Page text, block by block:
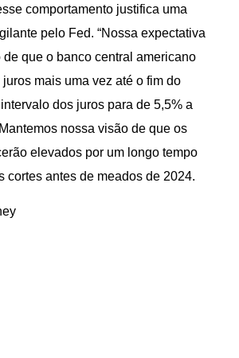
comportamento justifica uma
pelo Fed. “Nossa expectativa
que o banco central americano
mais uma vez até o fim do
dos juros para de 5,5% a
nossa visão de que os
elevados por um longo tempo
cortes antes de meados de 2024.